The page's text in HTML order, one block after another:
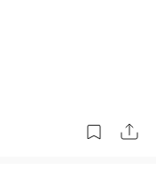
는 것은 사람들의 무리
수많은 사건들이 지나
실수
나만으로도 인간의 마음
저술한 책이라고 책의
나 아님 다른 나라의 언